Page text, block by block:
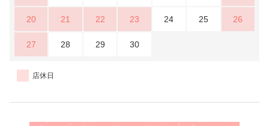
20 21 22 23 24 25 26
27 28 29 30
店休日